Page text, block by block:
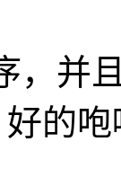
，并
的